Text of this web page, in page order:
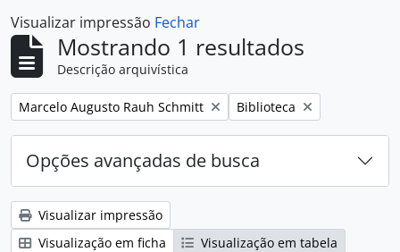
Visualizar impressão Fechar
Mostrando 1 resultados
Descrição arquivística
Remover filtro:
Marcelo Augusto Rauh Schmitt Remover filtro:
Biblioteca
Opções avançadas de busca
Visualizar impressão
Visualização em ficha
Visualização em tabela